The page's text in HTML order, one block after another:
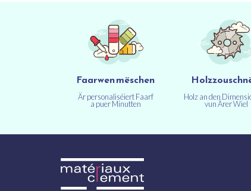
Faarwen mëschen
Är personaliséiert Faarf
a puer Minutten
Holz an den
vun Ärer Wiel